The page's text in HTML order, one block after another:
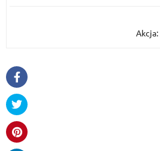
Akcja: